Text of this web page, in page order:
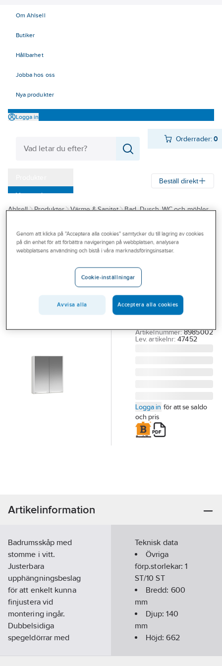
Om Ahlsell
Butiker
Hållbarhet
Jobba hos oss
Nya produkter
Logga in
Orderrader:0
Varumärken
Kampanjer
Outlet
Branscher
Beställ direkt
Ahlsell Produkter Värme & Sanitet
Bad, Dusch, WC och möbler
IFÖ
Badrumsskåp
Ifö vit Option
Bas
IFÖ OPTION SPEGEL
SKÅP BAS 60 M.
Artikelnummer: 8985002
Lev. artikelnr: 47452
Logga in för att se saldo
och pris
Artikelinformation
Badrumsskåp med
stomme i vitt.
Justerbara
upphängningsbeslag
för att enkelt kunna
finjustera vid
montering ingår.
Dubbelsidiga
spegeldörrar med
Teknisk data
Övriga
förp.storlekar:1
ST/10 ST
Bredd: 600
mm
Djup:140
mm
Höjd:662
Genom att klicka på "Acceptera alla cookies" samtycker du till lagring av cookies
på din enhet för att förbättra navigeringen på webbplatsen, analysera
webbplatsens användning och bistå i våra marknadsföringsinsatser.
Cookie-inställningar
Avvisa alla Acceptera alla cookies